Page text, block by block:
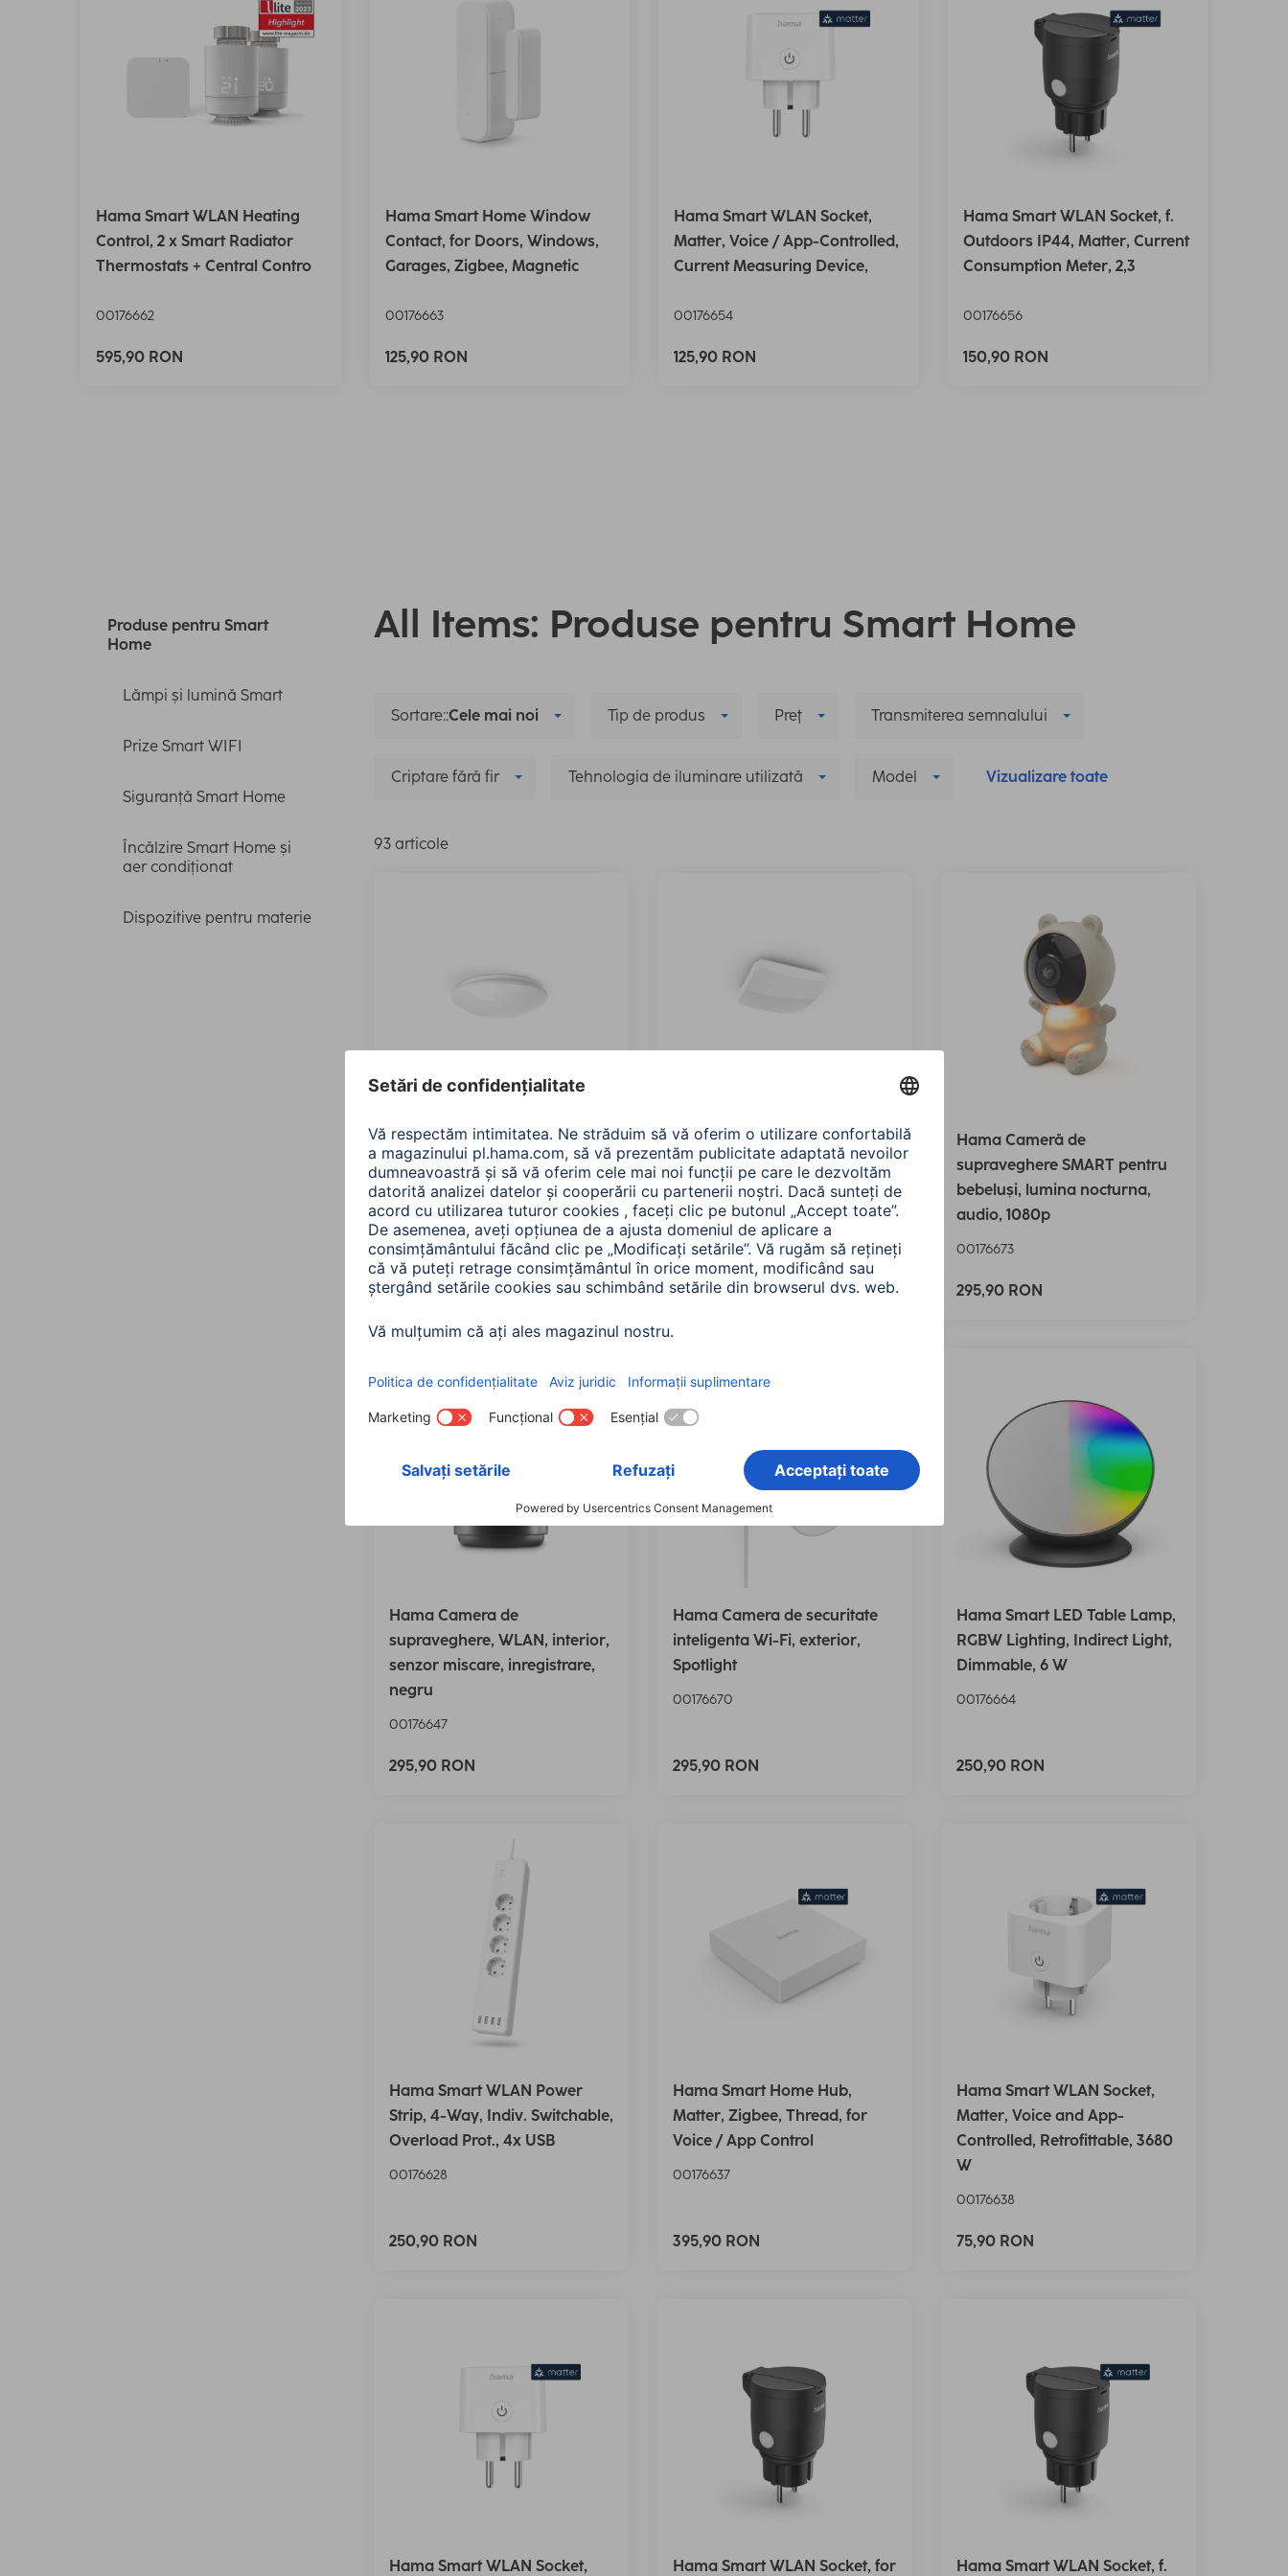
Hama Smart WLAN Heating
Control, 2 x Smart Radiator
Thermostats + Central Contro
00176662
595,90 RON
Hama Smart Home Window
Contact, for Doors, Windows,
Garages, Zigbee, Magnetic
00176663
125,90 RON
Hama Smart WLAN Socket,
Matter, Voice / App-Controlled,
Current Measuring Device,
00176654
125,90 RON
Hama Smart WLAN Socket, f.
Outdoors IP44, Matter, Current
Consumption Meter, 2,3
00176656
150,90 RON
Produse pentru Smart
Home
Lămpi și lumină Smart
Prize Smart WIFI
Siguranță Smart Home
Încălzire Smart Home și
aer condiționat
Dispozitive pentru materie
All Items: Produse pentru Smart Home
Sortare::Cele mai noi Tip de produs Preţ Transmiterea semnalului
Criptare fără fir Tehnologia de iluminare utilizată Model Vizualizare toate
93 articole
Hama Lampa de tavan LED
WIFI „Glitter”, control vocal /
aplicat, reglabila, Ø 30cm
00176604
250,90 RON
Hama Lampa de tavan LED
WIFI „Glitter”, control vocal /
aplic, reglabila, 27x27cm
00176605
250,90 RON
Hama Cameră de
supraveghere SMART pentru
bebeluși, lumina nocturna,
audio, 1080p
00176673
295,90 RON
Hama Camera de
supraveghere, WLAN, interior,
senzor miscare, inregistrare,
negru
00176647
295,90 RON
Hama Camera de securitate
inteligenta Wi-Fi, exterior,
Spotlight
00176670
295,90 RON
Hama Smart LED Table Lamp,
RGBW Lighting, Indirect Light,
Dimmable, 6 W
00176664
250,90 RON
Hama Smart WLAN Power
Strip, 4-Way, Indiv. Switchable,
Overload Prot., 4x USB
00176628
250,90 RON
Hama Smart Home Hub,
Matter, Zigbee, Thread, for
Voice / App Control
00176637
395,90 RON
Hama Smart WLAN Socket,
Matter, Voice and App-
Controlled, Retrofittable, 3680
W
00176638
75,90 RON
Hama Smart WLAN Socket, Hama Smart WLAN Socket, for Hama Smart WLAN Socket, f.